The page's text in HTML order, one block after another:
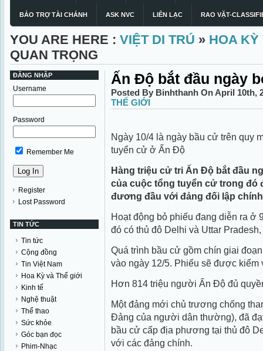
BẢO TRỢ TÀI CHÁNH ASK NVC LIÊN LẠC RAO VẶT-
YOU ARE HERE : VIỆT DI TRÚ » HOA KỲ
QUAN TRỌNG
ĐĂNG NHẬP
Username
Password
Remember Me
Register
Lost Password
TIN TỨC
Tin tức
Cộng đồng
Tin Việt Nam
Hoa Kỳ và Thế giới
Kinh tế
Nghệ thuật
Thể thao
Sức khỏe
Góc bạn đọc
Phim-Nhạc
Ấn Độ bắt đầu ngày
Posted By Binhthanh On April 10th,
THẾ GIỚI
Ngày 10/4 là ngày bầu cử trên quy
tuyển cử ở Ấn Độ
Hàng triệu cử tri Ấn Độ bắt đầu
của cuộc tổng tuyển cử trong đó
đương đầu với đảng đối lập
Hoạt động bỏ phiếu đang diễn ra ở
đó có thủ đô Delhi và Uttar
Quá trình bầu cử gồm chín giai
vào ngày 12/5. Phiếu sẽ được kiểm
Hơn 814 triệu người Ấn Độ đủ
Một đảng mới chủ trương chống
Đảng của người dân thường), đã
bầu cử cấp địa phương tại thủ đô
với các đảng chính.